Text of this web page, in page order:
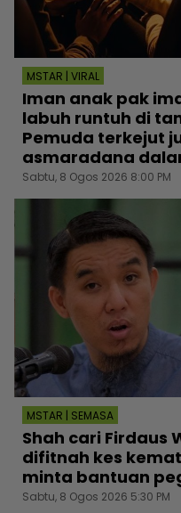
MSTAR | VIRAL
Iman anak pak
labuh runtuh di
Pemuda terkejut
asmaradana
Sabtu, 8 Ogos 2026 8:00 PM
MSTAR | SEMASA
Shah cari Firdaus
difitnah kes
minta bantuan
Sabtu, 8 Ogos 2026 5:30 PM